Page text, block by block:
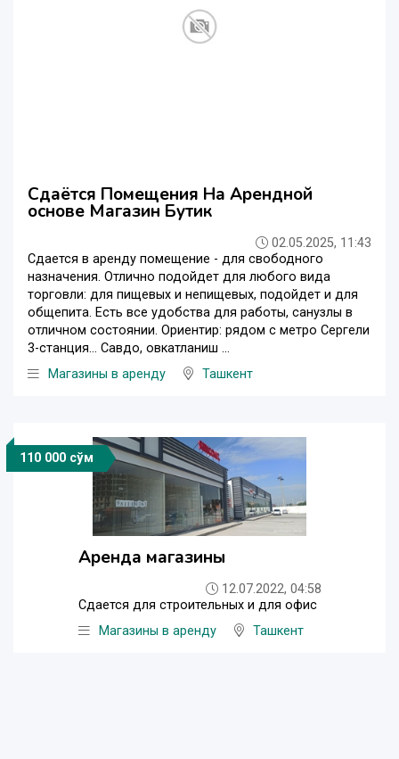
Сдаётся Помещения На Арендной
основе Магазин Бутик
02.05.2025, 11:43
Сдается в аренду помещение - для свободного
назначения. Отлично подойдет для любого вида
торговли: для пищевых и непищевых, подойдет и для
общепита. Есть все удобства для работы, санузлы в
отличном состоянии. Ориентир: рядом с метро Сергели
3-станция... Савдо, овкатланиш ...
Магазины в аренду
Ташкент
110 000 сўм
Аренда магазины
12.07.2022, 04:58
Сдается для строительных и для офис
Магазины в аренду
Ташкент